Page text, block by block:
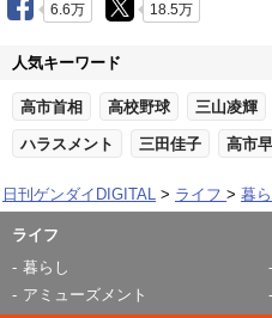
6.6万 18.5万
人気キーワード
高市首相 高校野球 三山凌輝
ハラスメント 三田佳子 高市
日刊ゲンダイDIGITAL ライフ 暮
ライフ
暮らし
アミューズメント